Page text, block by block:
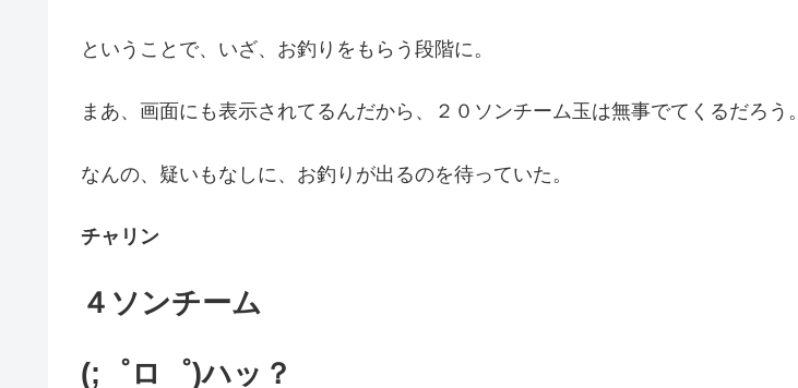
ということで、いざ、お釣りをもらう段階に。
まあ、画面にも表示されてるんだから、２０ソンチーム玉は無事でてくるだろう。
なんの、疑いもなしに、お釣りが出るのを待っていた。
チャリン
４ソンチーム
(;゜ロ゜)ハッ？